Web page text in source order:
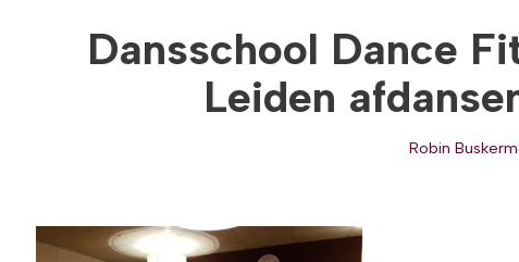
Dansschool Dance
Leiden
Robin